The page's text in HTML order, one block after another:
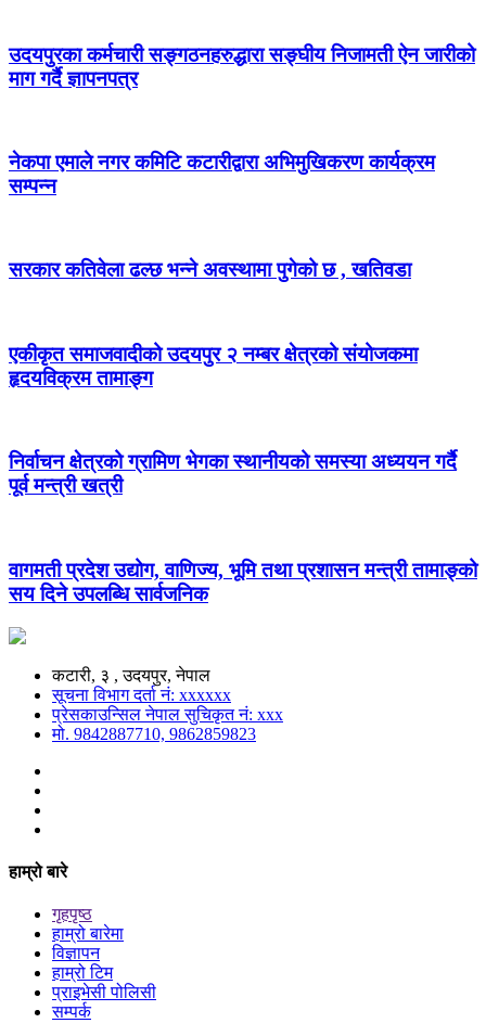
उदयपुरका कर्मचारी सङ्गठनहरुद्धारा सङ्घीय निजामती ऐन जारीको
माग गर्दै ज्ञापनपत्र
नेकपा एमाले नगर कमिटि कटारीद्वारा अभिमुखिकरण कार्यक्रम
सम्पन्न
सरकार कतिवेला ढल्छ भन्ने अवस्थामा पुगेको छ , खतिवडा
एकीकृत समाजवादीको उदयपुर २ नम्बर क्षेत्रको संयोजकमा
हृदयविक्रम तामाङ्ग
निर्वाचन क्षेत्रको ग्रामिण भेगका स्थानीयको समस्या अध्ययन गर्दै
पूर्व मन्त्री खत्री
वागमती प्रदेश उद्योग, वाणिज्य, भूमि तथा प्रशासन मन्त्री तामाङ्को
सय दिने उपलब्धि सार्वजनिक
कटारी, ३ , उदयपुर, नेपाल
सूचना विभाग दर्ता नं: xxxxxx
प्रेसकाउन्सिल नेपाल सुचिकृत नं: xxx
मो. 9842887710, 9862859823
हाम्रो बारे
गृहपृष्ठ
हाम्रो बारेमा
विज्ञापन
हाम्रो टिम
प्राइभेसी पोलिसी
सम्पर्क